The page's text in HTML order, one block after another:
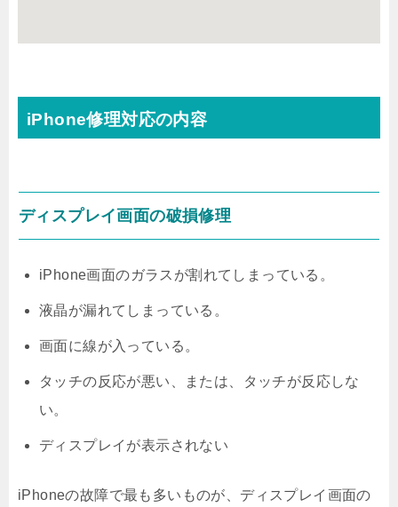
iPhone修理対応の内容
ディスプレイ画面の破損修理
iPhone画面のガラスが割れてしまっている。
液晶が漏れてしまっている。
画面に線が入っている。
タッチの反応が悪い、または、タッチが反応しな
い。
ディスプレイが表示されない
iPhoneの故障で最も多いものが、ディスプレイ画面の